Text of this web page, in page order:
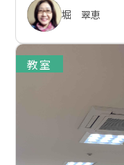
堀 翠恵
教室